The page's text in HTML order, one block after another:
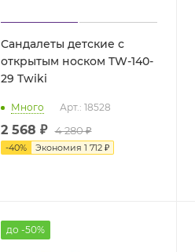
Сандалеты детские с
открытым носком TW-140-
29 Twiki
Много Арт.: 18528
2 568 ₽ 4 280 ₽
-40% Экономия 1 712 ₽
до -50%